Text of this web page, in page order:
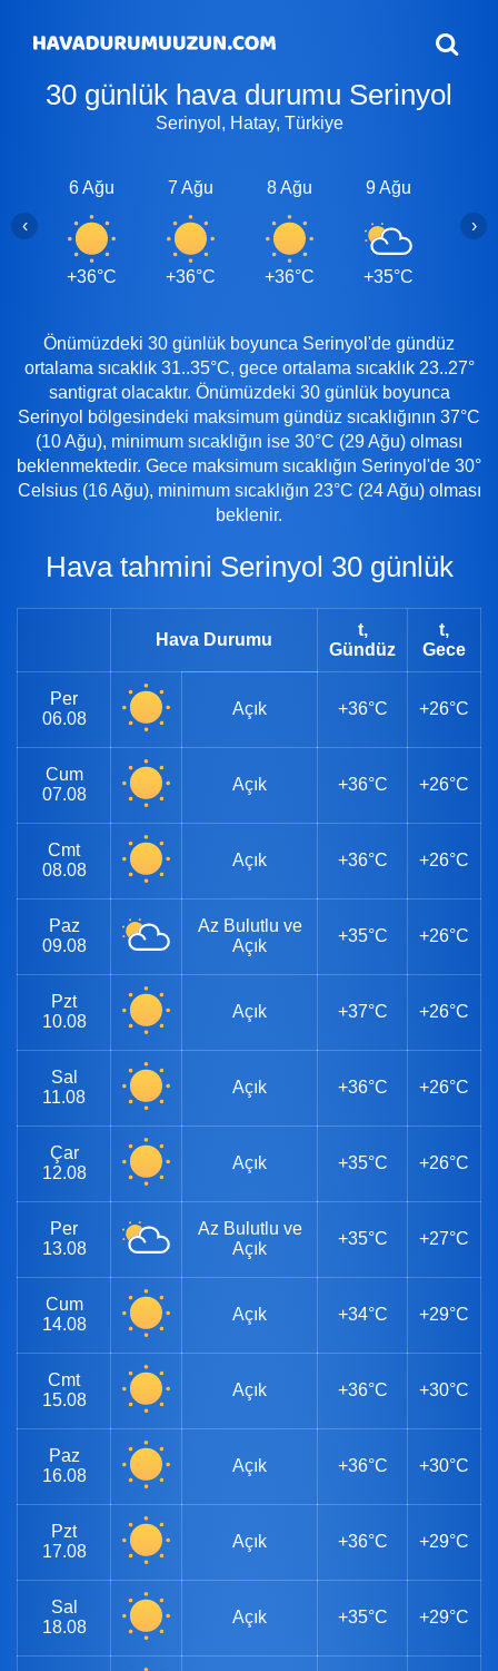
30 günlük hava durumu Serinyol
Serinyol, Hatay, Türkiye
6 Ağu
+36°C
7 Ağu
+36°C
8 Ağu
+36°C
9 Ağu
+35°C
‹ ›
Önümüzdeki 30 günlük boyunca Serinyol'de gündüz
ortalama sıcaklık 31..35°C, gece ortalama sıcaklık 23..27°
santigrat olacaktır. Önümüzdeki 30 günlük boyunca
Serinyol bölgesindeki maksimum gündüz sıcaklığının 37°C
(10 Ağu), minimum sıcaklığın ise 30°C (29 Ağu) olması
beklenmektedir. Gece maksimum sıcaklığın Serinyol'de 30°
Celsius (16 Ağu), minimum sıcaklığın 23°C (24 Ağu) olması
beklenir.
Hava tahmini Serinyol 30 günlük
Hava Durumu
t,
Gündüz
t,
Gece
Per
06.08
Açık +36°C +26°C
Cum
07.08
Açık +36°C +26°C
Cmt
08.08
Açık +36°C +26°C
Paz
09.08
Az Bulutlu ve
Açık
+35°C +26°C
Pzt
10.08
Açık +37°C +26°C
Sal
11.08
Açık +36°C +26°C
Çar
12.08
Açık +35°C +26°C
Per
13.08
Az Bulutlu ve
Açık
+35°C +27°C
Cum
14.08
Açık +34°C +29°C
Cmt
15.08
Açık +36°C +30°C
Paz
16.08
Açık +36°C +30°C
Pzt
17.08
Açık +36°C +29°C
Sal
18.08
Açık +35°C +29°C